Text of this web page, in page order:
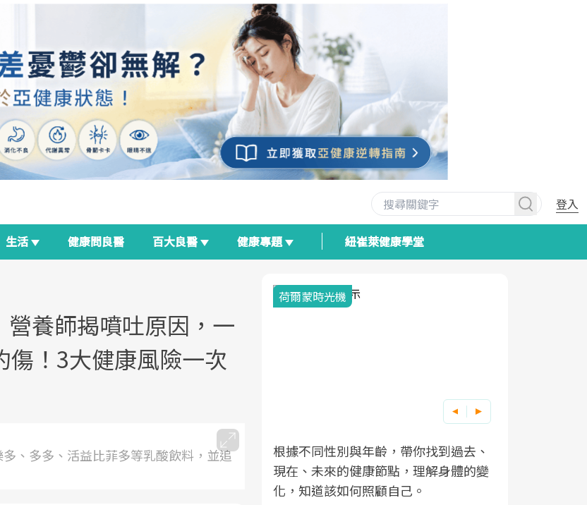
登入
生活 健康問良醫 百大良醫 健康專題 紐崔萊健康學堂
養師揭噴吐原因，一
！3大健康風險一次
、多多、活益比菲多等乳酸飲料，並追
面對超高齡社會的浪潮，台灣正在快速
2025年，就到良醫生活祭體驗「一站式
良醫健康網從「換季的身體變化」出
根據不同性別與年齡，帶你找到過去、
2025健檢服務大調查
因應超高齡社會來臨，良醫健康網推動
「2025年健檢服務大調查」，以倡議健
康促進為目的，深耕健康篩檢之於台灣